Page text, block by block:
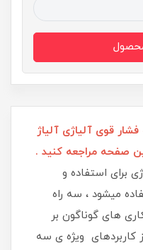
قوی آلیاژی آلیاژ
برای استفاده و
میشود ، سه راه
های گوناگون بر
کاربردهای ویژه ی سه